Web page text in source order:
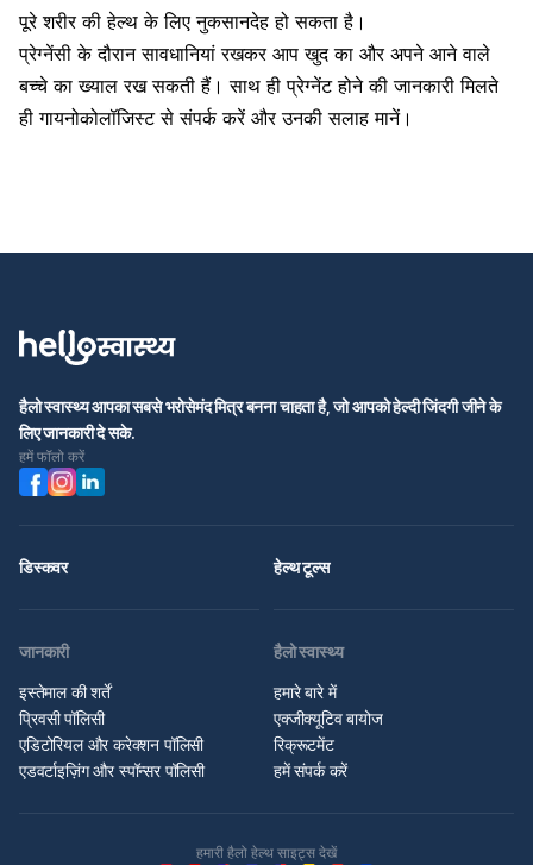
पूरे शरीर की हेल्थ के लिए नुकसानदेह हो सकता है।
प्रेग्नेंसी के दौरान सावधानियां रखकर आप खुद का और अपने आने वाले
बच्चे का ख्याल रख सकती हैं। साथ ही प्रेग्नेंट होने की जानकारी मिलते
ही गायनोकोलॉजिस्ट से संपर्क करें और उनकी सलाह मानें।
हैलो स्वास्थ्य आपका सबसे भरोसेमंद मित्र बनना चाहता है, जो आपको हेल्दी जिंदगी जीने के
लिए जानकारी दे सके.
हमें फॉलो करें
डिस्कवर हेल्थ टूल्स
जानकारी
इस्तेमाल की शर्तें
प्रिवसी पॉलिसी
एडिटोरियल और करेक्शन पॉलिसी
एडवर्टाइज़िंग और स्पॉन्सर पॉलिसी
हैलो स्वास्थ्य
हमारे बारे में
एक्जीक्यूटिव बायोज
रिक्रूटमेंट
हमें संपर्क करें
हमारी हैलो हेल्थ साइट्स देखें